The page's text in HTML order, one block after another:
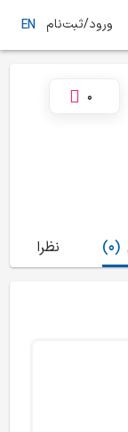
ورود/ثبت‌نام EN
0
(0) نظرات